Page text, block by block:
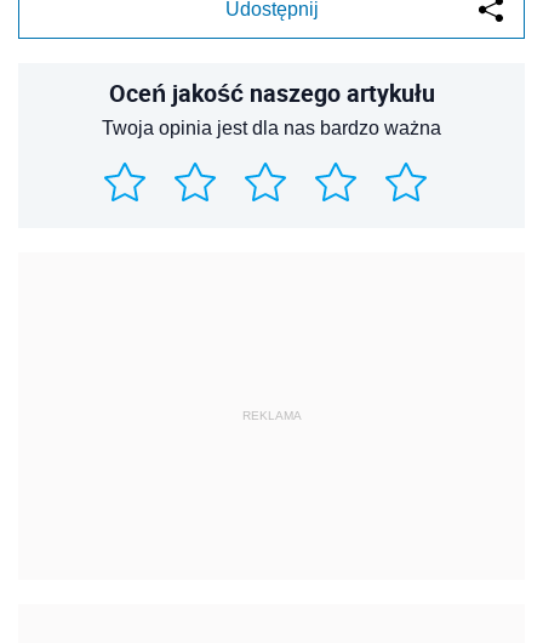
Udostępnij
Oceń jakość naszego artykułu
Twoja opinia jest dla nas bardzo ważna
REKLAMA